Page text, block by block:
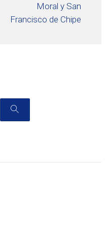
Moral y San
Francisco de Chipe